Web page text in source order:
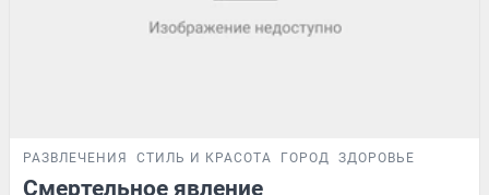
РАЗВЛЕЧЕНИЯ СТИЛЬ И КРАСОТА ГОРОД ЗДОРОВЬЕ
Смертельное явление